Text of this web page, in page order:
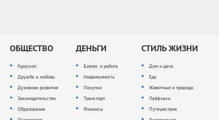
ОБЩЕСТВО
Гороскоп
Дружба и любовь
Духовное развитие
Законодательство
Образование
ДЕНЬГИ
Бизнес и работа
Недвижимость
Покупки
Транспорт
Финансы
СТИЛЬ ЖИЗНИ
Дом и дача
Еда
Животные и природа
Лайфхаки
Путешествия